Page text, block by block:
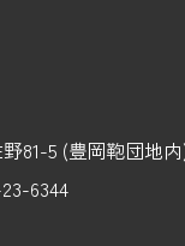
81-5 (豊岡鞄団地
6344